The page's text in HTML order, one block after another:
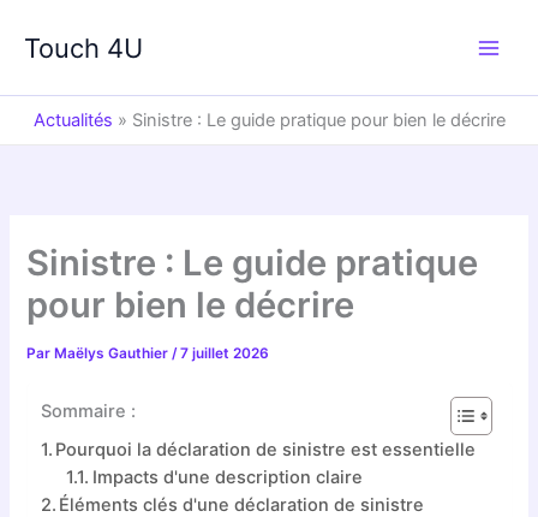
Touch 4U
Actualités » Sinistre : Le guide pratique pour bien le décrire
Sinistre : Le guide pratique
pour bien le décrire
Par Maëlys Gauthier/7 juillet 2026
Sommaire :
Pourquoi la déclaration de sinistre est essentielle
Impacts d'une description claire
Éléments clés d'une déclaration de sinistre